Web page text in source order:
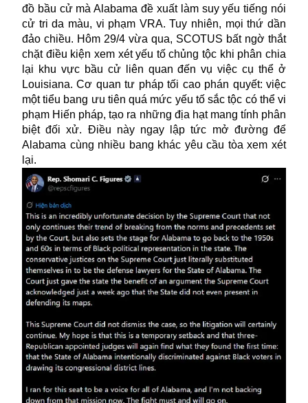
đồ bầu cử mà Alabama đề xuất làm suy yếu tiếng nói
cử tri da màu, vi phạm VRA. Tuy nhiên, mọi thứ dần
đảo chiều. Hôm 29/4 vừa qua, SCOTUS bất ngờ thắt
chặt điều kiện xem xét yếu tố chủng tộc khi phân chia
lại khu vực bầu cử liên quan đến vụ việc cụ thể ở
Louisiana. Cơ quan tư pháp tối cao phán quyết: việc
một tiểu bang ưu tiên quá mức yếu tố sắc tộc có thể vi
phạm Hiến pháp, tạo ra những địa hạt mang tính phân
biệt đối xử. Điều này ngay lập tức mở đường để
Alabama cùng nhiều bang khác yêu cầu tòa xem xét
lại.